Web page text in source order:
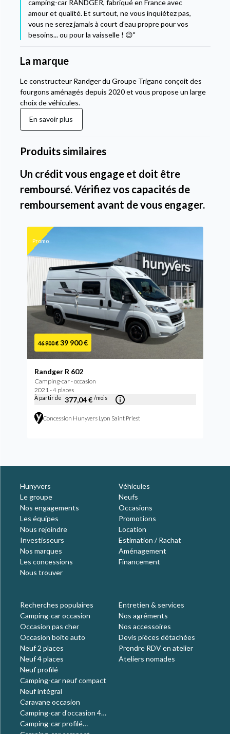
camping-car RANDGER, fabriqué en France avec
amour et qualité. Et surtout, ne vous inquiétez pas,
vous ne serez jamais à court d'eau propre pour vos
besoins... ou pour la vaisselle ! 😉"
La marque
Le constructeur Randger du Groupe Trigano conçoit des
fourgons aménagés depuis 2020 et vous propose un large
choix de véhicules.
En savoir plus
Produits similaires
Un crédit vous engage et doit être
remboursé. Vérifiez vos capacités de
remboursement avant de vous engager.
Promo
46 900 € 39 900 €
Randger R 602
Camping-car - occasion
2021 - 4 places
À partir de 377,04 € /mois
Concession Hunyvers Lyon Saint Priest
Hunyvers
Le groupe
Nos engagements
Les équipes
Nous rejoindre
Investisseurs
Nos marques
Les concessions
Nous trouver
Véhicules
Neufs
Occasions
Promotions
Location
Estimation / Rachat
Aménagement
Financement
Recherches populaires
Camping-car occasion
Occasion pas cher
Occasion boite auto
Neuf 2 places
Neuf 4 places
Neuf profilé
Camping-car neuf compact
Neuf intégral
Caravane occasion
Camping-car d'occasion 4
places
Camping-car profilé
Entretien & services
Nos agréments
Nos accessoires
Devis pièces détachées
Prendre RDV en atelier
Ateliers nomades